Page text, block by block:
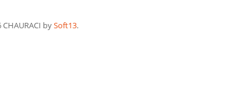
bySoft13.